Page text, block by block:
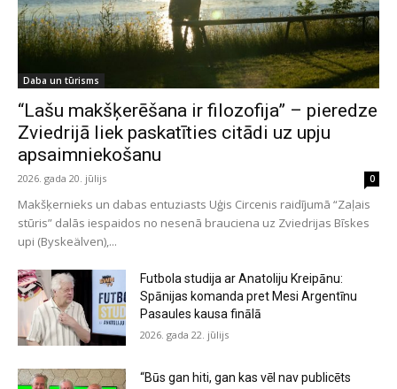
Daba un tūrisms
“Lašu makšķerēšana ir filozofija” – pieredze
Zviedrijā liek paskatīties citādi uz upju
apsaimniekošanu
2026. gada 20. jūlijs 0
Makšķernieks un dabas entuziasts Uģis Circenis raidījumā “Zaļais
stūris” dalās iespaidos no nesenā brauciena uz Zviedrijas Bīskes
upi (Byskeälven),...
Futbola studija ar Anatoliju Kreipānu:
Spānijas komanda pret Mesi Argentīnu
Pasaules kausa finālā
2026. gada 22. jūlijs
“Būs gan hiti, gan kas vēl nav publicēts